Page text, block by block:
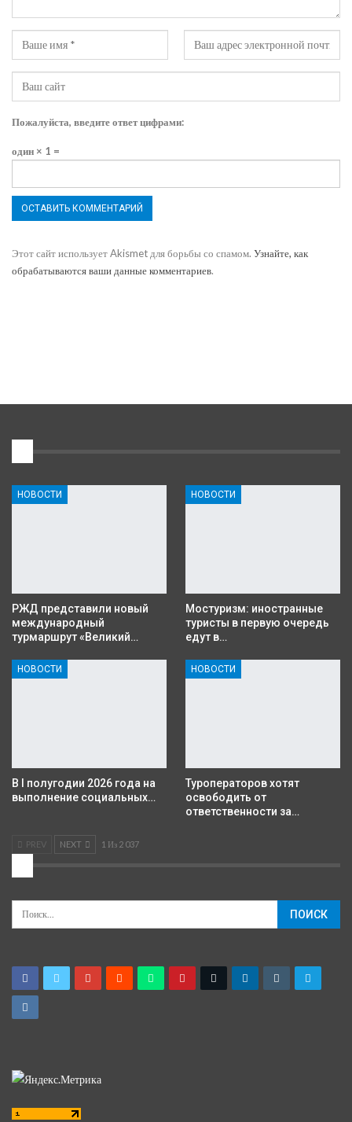
Пожалуйста, введите ответ цифрами:
один × 1 =
Этот сайт использует Akismet для борьбы со спамом. Узнайте, как
обрабатываются ваши данные комментариев.
НОВОСТИ
РЖД представили новый
международный
турмаршрут «Великий…
НОВОСТИ
Мостуризм: иностранные
туристы в первую очередь
едут в…
НОВОСТИ
В I полугодии 2026 года на
выполнение социальных…
НОВОСТИ
Туроператоров хотят
освободить от
ответственности за…
PREV NEXT 1 Из 2 037